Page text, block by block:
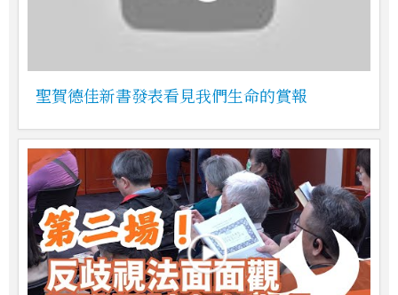
聖賀德佳新書發表看見我們生命的賞報